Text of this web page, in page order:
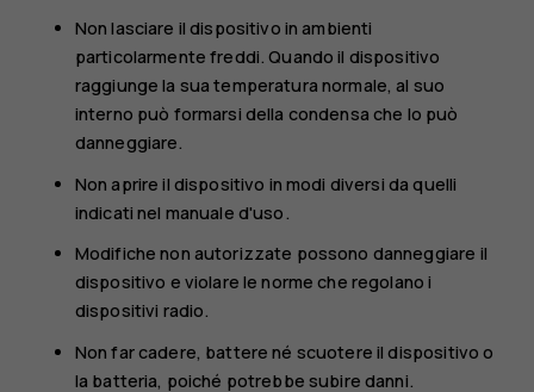
Non lasciare il dispositivo in ambienti
particolarmente freddi. Quando il dispositivo
raggiunge la sua temperatura normale, al suo
interno può formarsi della condensa che lo può
danneggiare.
Non aprire il dispositivo in modi diversi da quelli
indicati nel manuale d'uso.
Modifiche non autorizzate possono danneggiare il
dispositivo e violare le norme che regolano i
dispositivi radio.
Non far cadere, battere né scuotere il dispositivo o
la batteria, poiché potrebbe subire danni.